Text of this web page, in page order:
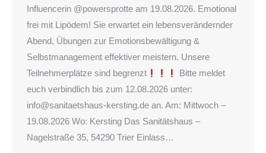
Influencerin @powersprotte am 19.08.2026. Emotional
frei mit Lipödem! Sie erwartet ein lebensverändernder
Abend, Übungen zur Emotionsbewältigung &
Selbstmanagement effektiver meistern. Unsere
Teilnehmerplätze sind begrenzt
Bitte meldet
euch verbindlich bis zum 12.08.2026 unter:
info@sanitaetshaus-kersting.de an. Am: Mittwoch –
19.08.2026 Wo: Kersting Das Sanitätshaus –
Nagelstraße 35, 54290 Trier Einlass…